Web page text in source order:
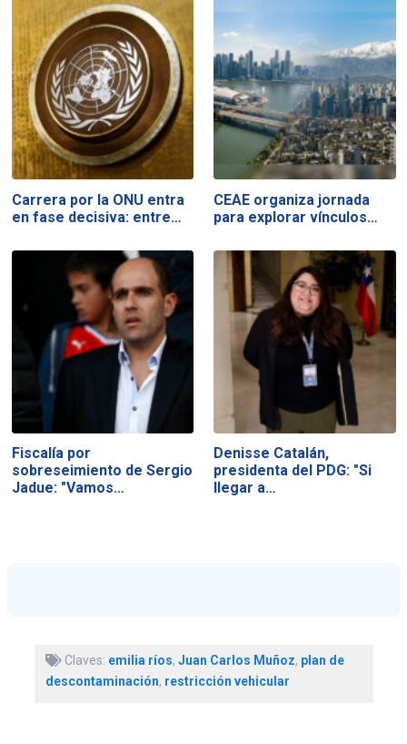
Carrera por la ONU entra
en fase decisiva: entre…
CEAE organiza jornada
para explorar vínculos…
Fiscalía por
sobreseimiento de Sergio
Jadue: "Vamos…
Denisse Catalán,
presidenta del PDG: "Si
llegar a…
Claves: emilia ríos, Juan Carlos Muñoz, plan de
descontaminación, restricción vehicular